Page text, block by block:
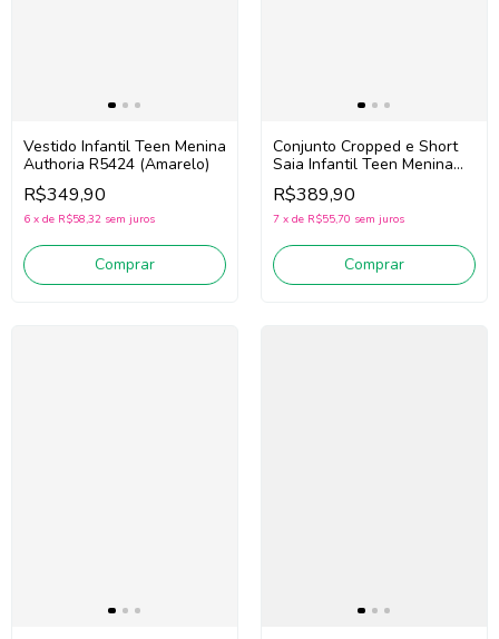
Vestido Infantil Teen Menina
Authoria R5424 (Amarelo)
R$349,90
6 x de R$58,32 sem juros
Comprar
Conjunto Cropped e Short
Saia Infantil Teen Menina
Authoria R5397 (Vermelho)
R$389,90
7 x de R$55,70 sem juros
Comprar